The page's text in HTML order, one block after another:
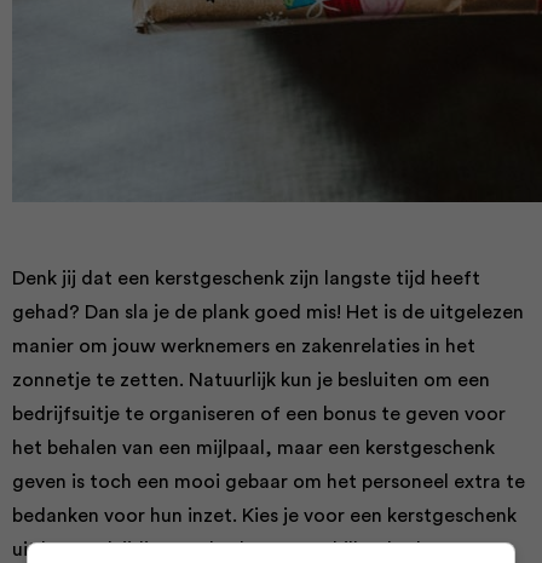
Denk jij dat een kerstgeschenk zijn langste tijd heeft
gehad? Dan sla je de plank goed mis! Het is de uitgelezen
manier om jouw werknemers en zakenrelaties in het
zonnetje te zetten. Natuurlijk kun je besluiten om een
bedrijfsuitje te organiseren of een bonus te geven voor
het behalen van een mijlpaal, maar een kerstgeschenk
geven is toch een mooi gebaar om het personeel extra te
bedanken voor hun inzet. Kies je voor een kerstgeschenk
uit het veelzijdige aanbod van verschillende thema’s van